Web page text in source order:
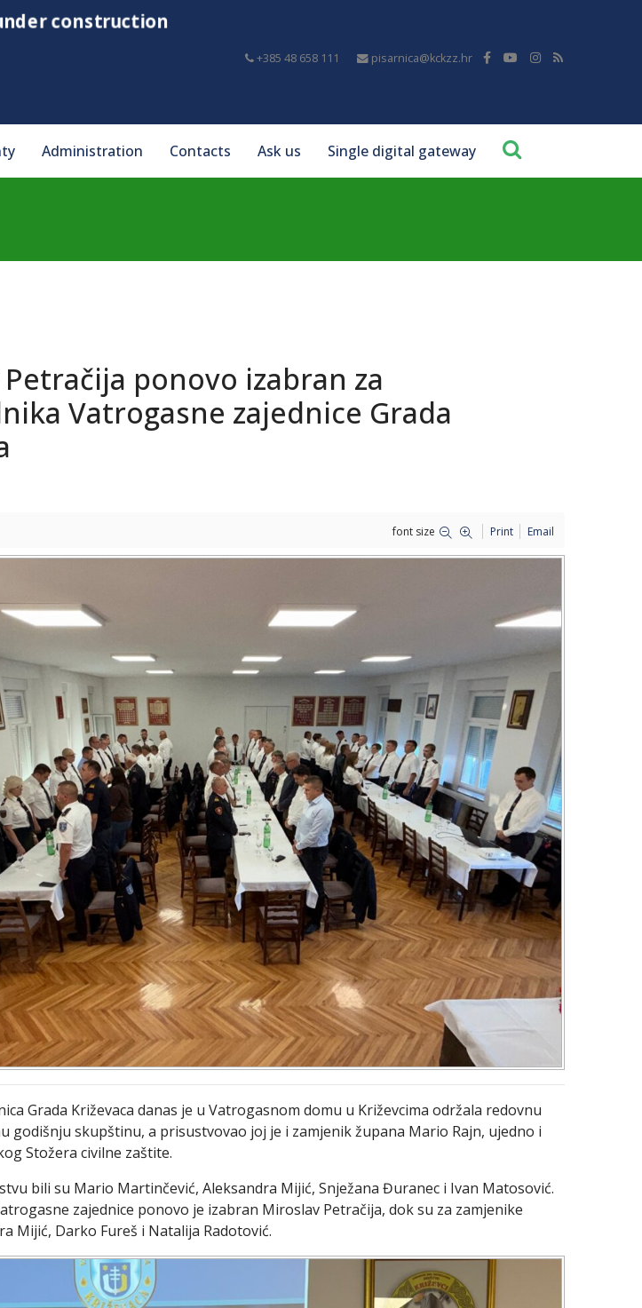
construction
+385 48 658 111 pisarnica@kckzz.hr
Administration Contacts Ask us Single digital gateway
ponovo izabran za
Vatrogasne zajednice Grada
font size Print Email
Grada Križevaca danas je u Vatrogasnom domu u Križevcima održala redovnu
godišnju skupštinu, a prisustvovao joj je i zamjenik župana Mario Rajn, ujedno i
Stožera civilne zaštite.
bili su Mario Martinčević, Aleksandra Mijić, Snježana Đuranec i Ivan Matosović.
zajednice ponovo je izabran Miroslav Petračija, dok su za zamjenike
Mijić, Darko Fureš i Natalija Radotović.